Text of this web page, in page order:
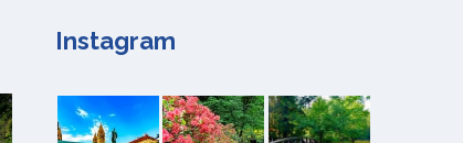
Instagram